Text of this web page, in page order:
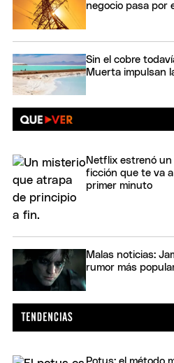
negocio pasa por
Sin el cobre
Muerta impulsan
Netflix estrenó
ficción que te va
primer minuto
Malas noticias:
rumor más